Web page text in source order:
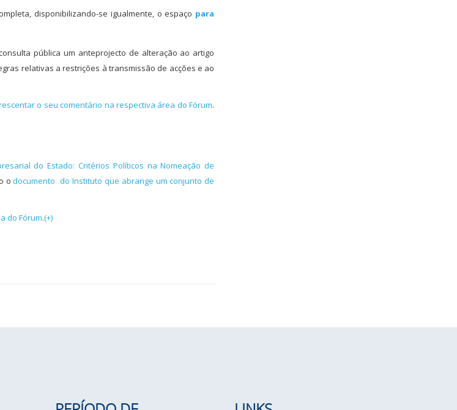
disponibilizando-se igualmente, o espaço para
pública um anteprojecto de alteração ao artigo
relativas a restrições à transmissão de acções e ao
o seu comentário na respectiva área do Fórum.
do Estado: Critérios Políticos na Nomeação de
odocumento do Instituto que abrange um conjunto de
do Fórum.(+)